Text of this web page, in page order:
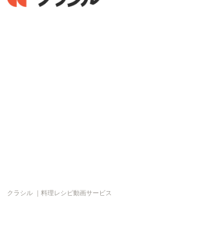
クラシル ｜料理レシピ動画サービス